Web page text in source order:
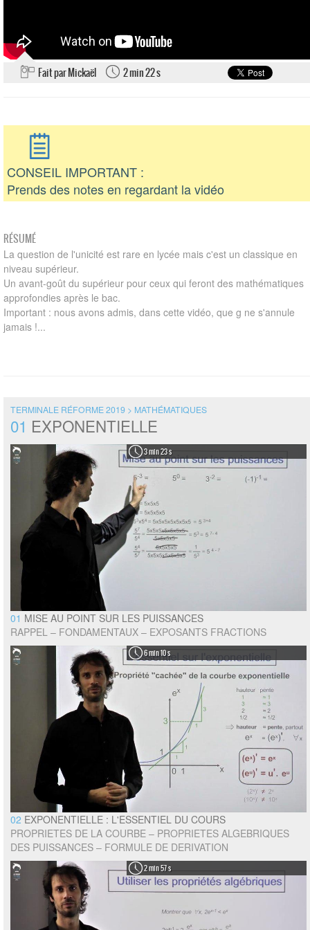
Fait par Mickaël 2 min 22 s
CONSEIL IMPORTANT :
Prends des notes en regardant la vidéo
RÉSUMÉ
La question de l'unicité est rare en lycée mais c'est un classique en
niveau supérieur.
Un avant-goût du supérieur pour ceux qui feront des mathématiques
approfondies après le bac.
Important : nous avons admis, dans cette vidéo, que g ne s'annule
jamais !...
TERMINALE RÉFORME 2019 > MATHÉMATIQUES
01 EXPONENTIELLE
3 min 23 s
01 MISE AU POINT SUR LES PUISSANCES
RAPPEL – FONDAMENTAUX – EXPOSANTS FRACTIONS
6 min 10 s
02 EXPONENTIELLE : L'ESSENTIEL DU COURS
PROPRIETES DE LA COURBE – PROPRIETES ALGEBRIQUES
DES PUISSANCES – FORMULE DE DERIVATION
2 min 57 s